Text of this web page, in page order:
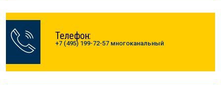
Телефон:
+7 (495) 199-72-57 многоканальный